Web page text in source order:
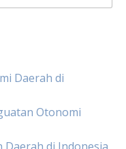
Daerah di
Otonomi